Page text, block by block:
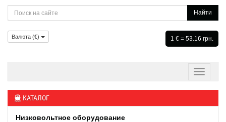
Найти
Валюта (€) 1 € = 53.16 грн.
КАТАЛОГ
Низковольтное оборудование